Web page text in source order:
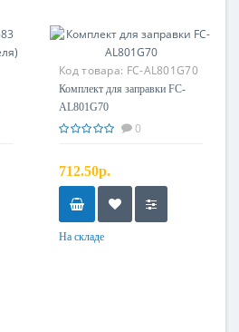
Код товара: FC-AL801G70
Комплект для заправки FC-
AL801G70
0
712.50р.
На складе